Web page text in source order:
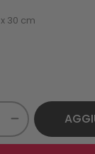
x 30 cm